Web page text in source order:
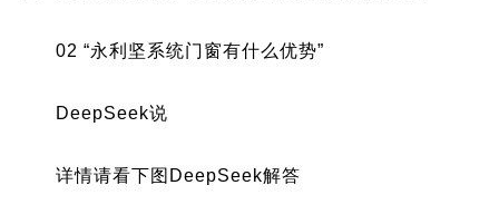
02 “永利坚系统门窗有什么优势”
DeepSeek说
详情请看下图DeepSeek解答